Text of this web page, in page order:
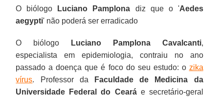
O biólogo Luciano Pamplona diz que o 'Aedes
aegypti' não poderá ser erradicado
O biólogo Luciano Pamplona Cavalcanti,
especialista em epidemiologia, contraiu no ano
passado a doença que é foco do seu estudo: o zika
vírus. Professor da
Faculdade de Medicina da
Universidade Federal do Cearáe secretário-geral